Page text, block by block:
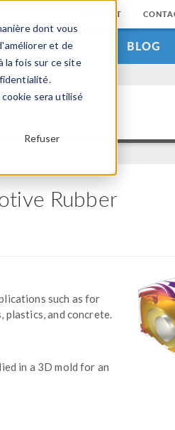
dont vous
et de
la fois sur ce site
sera utilisé
Refuser
SUPPORT
EVENEMENTS BLOG
Rubber
such as for
plastics, and concrete.
in a 3D mold for an